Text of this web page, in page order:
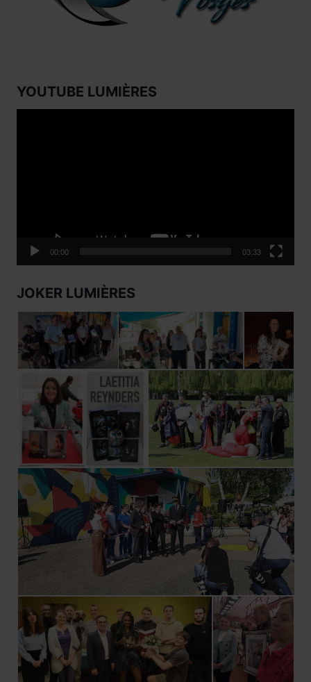
YOUTUBE LUMIÈRES
00:00 03:33
JOKER LUMIÈRES